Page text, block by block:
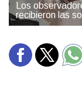
Los
recibieron las